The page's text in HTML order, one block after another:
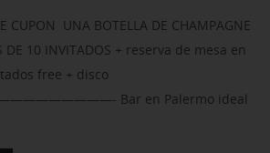
CUPON UNA BOTELLA DE CHAMPAGNE
DE 10 INVITADOS + reserva de mesa en
free + disco
Bar en Palermo ideal